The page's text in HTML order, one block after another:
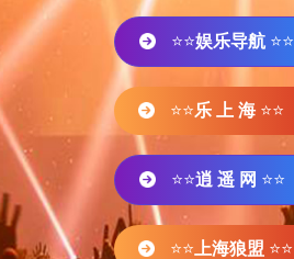
⭐⭐娱乐导航 ⭐⭐
⭐⭐乐 上 海 ⭐⭐
⭐⭐逍 遥 网 ⭐⭐
⭐⭐ 上海狼盟 ⭐⭐